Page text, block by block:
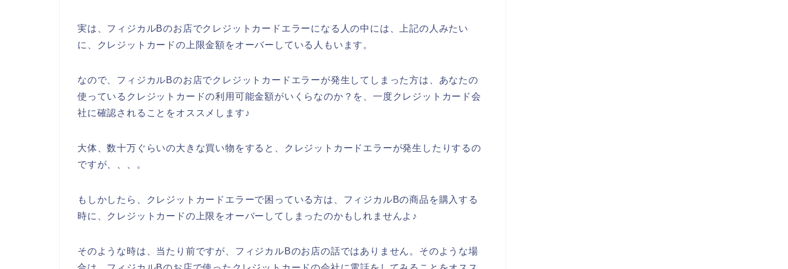
実は、フィジカルBのお店でクレジットカードエラーになる人の中には、上記の人みたい
に、クレジットカードの上限金額をオーバーしている人もいます。
なので、フィジカルBのお店でクレジットカードエラーが発生してしまった方は、あなたの
使っているクレジットカードの利用可能金額がいくらなのか？を、一度クレジットカード会
社に確認されることをオススメします♪
大体、数十万ぐらいの大きな買い物をすると、クレジットカードエラーが発生したりするの
ですが、、、。
もしかしたら、クレジットカードエラーで困っている方は、フィジカルBの商品を購入する
時に、クレジットカードの上限をオーバーしてしまったのかもしれませんよ♪
そのような時は、当たり前ですが、フィジカルBのお店の話ではありません。そのような場